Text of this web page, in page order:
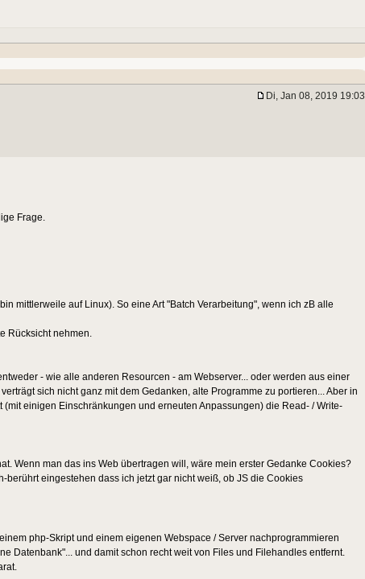
Di, Jan 08, 2019 19:03
Frage.
mittlerweile auf Linux). So eine Art "Batch Verarbeitung", wenn ich zB alle
Rücksicht nehmen.
- wie alle anderen Resourcen - am Webserver... oder werden aus einer
sich nicht ganz mit dem Gedanken, alte Programme zu portieren... Aber in
einigen Einschränkungen und erneuten Anpassungen) die Read- / Write-
Wenn man das ins Web übertragen will, wäre mein erster Gedanke Cookies?
eingestehen dass ich jetzt gar nicht weiß, ob JS die Cookies
php-Skript und einem eigenen Webspace / Server nachprogrammieren
Datenbank"... und damit schon recht weit von Files und Filehandles entfernt.